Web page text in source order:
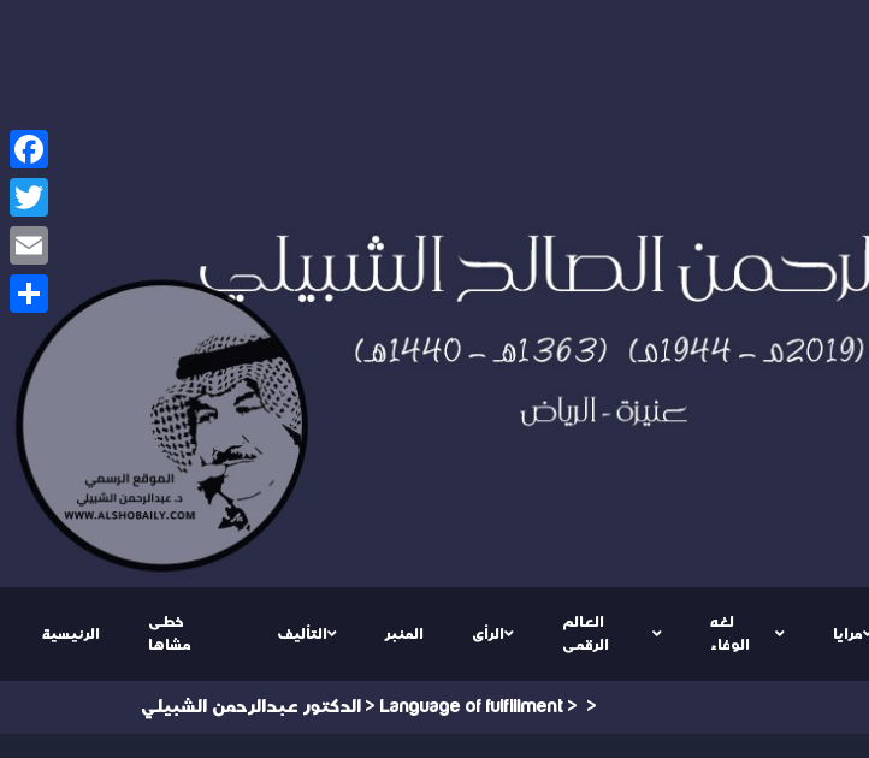
الرئيسية
خطى
مشاها
التأليف المنبر الرأى
العالم
الرقمى
لغه
الوفاء
مرايا
الدكتور عبدالرحمن الشبيلي > Language of fulfillment > >
Facebook
Twitter
Email
Share